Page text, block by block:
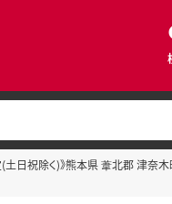
日祝除く)》熊本県 葦北郡 津